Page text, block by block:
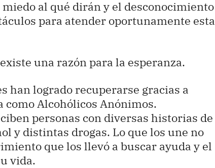
miedo al qué dirán y el desconocimiento
para atender oportunamente esta
una razón para la esperanza.
han logrado recuperarse gracias a
Alcohólicos Anónimos.
personas con diversas historias de
y distintas drogas. Lo que los une no
que los llevó a buscar ayuda y el
vida.